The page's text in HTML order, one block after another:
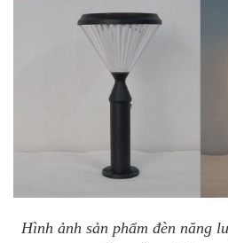
Hình ảnh sản phẩm đèn năng